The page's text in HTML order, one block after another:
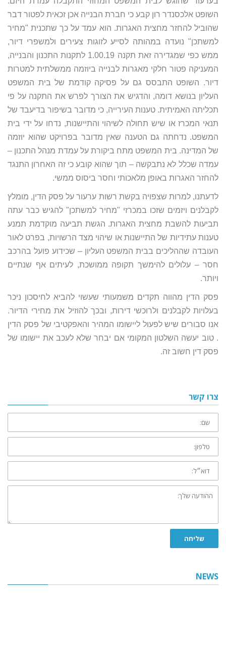
השופט אלכסנדר רון קבע כי חברת הבנייה אכן זכאית לפטור דבר
שהוביל להחזר מחצית האגרות. הוא עמד על כך שתכנית "מחיר
למשתכן" נועדה במהותה לסייע לזוגות צעירים ולמשפרי דיור,
ממש כפי שמגדירה זאת תקנה 1.00.19 לתקנות התכנון והבנייה,
המעניקה פטור חלקי מאגרות לבנייה ביוזמה ממשלתית למטרות
דיור. השופט התבסס גם על פסיקה קודמת של בית המשפט
העליון בנושא דומה, והדגיש את הצורך לפרש את התקנה על פי
תכליתה האמיתית. טענות העירייה, כי מדובר בשיפור בדיעבד של
תנאי המכרז או שיש תחולה לשיהוי והתיישנות, נדחו על ידי בית
המשפט. נדחתה גם הטענה שאין מדובר בפרויקט שהוא יוזמה
של המדינה. בית המשפט מתח ביקורת על עמדת מנהל התכנון –
עמדה שכלל לא נתבקשה – תוך שהוא קובע כי זה האחרון התנגד
להחזר האגרות באופן מלאכותי וחסר ביסוס ממשי.
לדעתנו, למרות שצפויה בקשת רשות ערעור על פסק הדין, מומלץ
לקבלנים ויזמים שזכו במכרזי "מחיר למשתכן" להגיש כבר עתה
תביעות להשבת מחצית האגרות. הגשת תביעה מוקדמת תמנע
טענות עתידיות של התיישנות או שיהוי מצד הרשויות, בפרט לאור
העובדה שההליכים בבית המשפט העליון – שכידוע פועל בהרכב
חסר – עלולים להימשך תקופה ממושכת, לעיתים אף שנתיים
ויותר.
פסק הדין מהווה תקדים משמעותי שעשוי להביא לחיסכון ניכר
בעלויות לקבלנים ולרוכשי דירות, ובכך להוזיל את מחירי הדיור.
אנו סבורים שיש לפעול ליישומו המהיר והאפקטיבי של פסק הדין
. טוב יעשה השלטון המקומי אם יבחר שלא לעכב את יישומו של
פסק דין חשוב זה.
צרו קשר
שם:
טלפון:
דוא״ל:
ההודעה
שלך:
שליחה
NEWS